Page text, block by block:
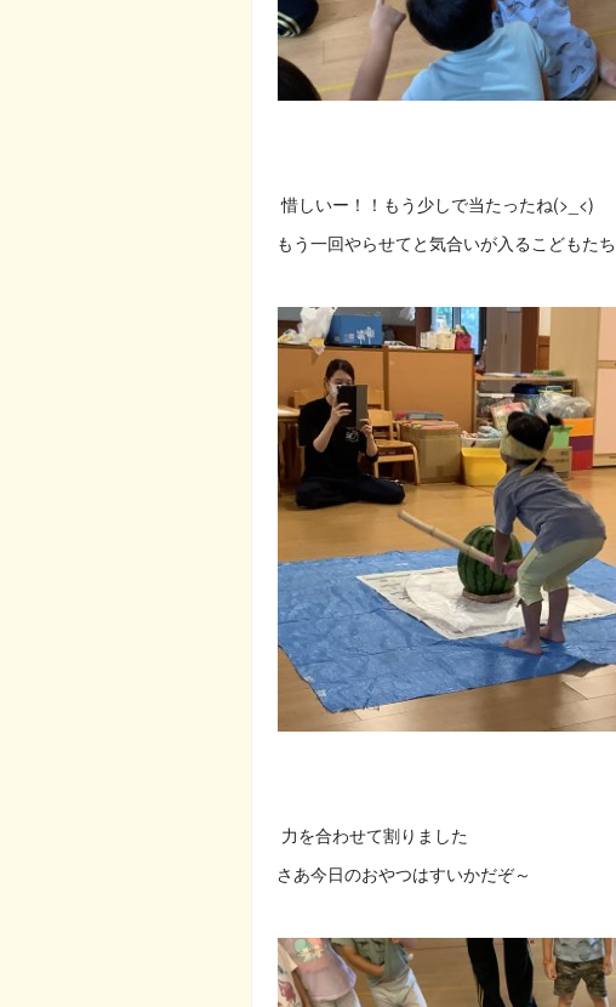
惜しいー！！もう少しで当たったね(>_<)
もう一回やらせてと気合いが入るこどもたち
力を合わせて割りました
さあ今日のおやつはすいかだぞ～